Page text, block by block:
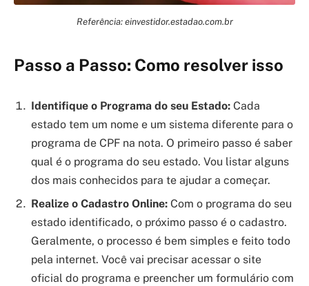
Referência: einvestidor.estadao.com.br
Passo a Passo: Como resolver isso
Identifique o Programa do seu Estado: Cada
estado tem um nome e um sistema diferente para o
programa de CPF na nota. O primeiro passo é saber
qual é o programa do seu estado. Vou listar alguns
dos mais conhecidos para te ajudar a começar.
Realize o Cadastro Online: Com o programa do seu
estado identificado, o próximo passo é o cadastro.
Geralmente, o processo é bem simples e feito todo
pela internet. Você vai precisar acessar o site
oficial do programa e preencher um formulário com